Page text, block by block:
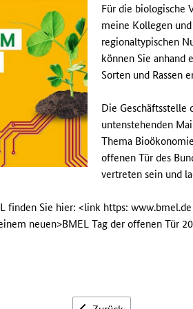
Für die biologische
meine Kollegen
regionaltypischen
können Sie anhand
Sorten und Rassen
Die Geschäftsstelle
untenstehenden
Thema
offenen Tür des
vertreten sein und
finden Sie hier: <link https:
neuen>BMEL Tag der offenen Tür